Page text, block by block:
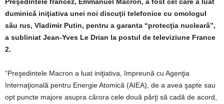
duminică iniţiativa unei noi discuţii telefonice cu omologul
său rus, Vladimir Putin, pentru a garanta “protecţia nucleară”,
a subliniat Jean-Yves Le Drian la postul de televiziune France
2.
“Preşedintele Macron a luat iniţiativa, împreună cu Agenţia
Internaţională pentru Energie Atomică (AIEA), de a avea şapte sau
opt puncte majore asupra cărora cele două părţi să cadă de acord,